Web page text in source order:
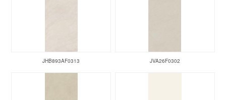
JHB893AF0313 JVA26F0302